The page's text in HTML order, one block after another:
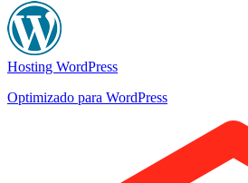
Hosting WordPress
Optimizado para WordPress